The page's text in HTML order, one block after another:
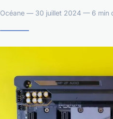
Océane — 30 juillet 2024 — 6 min